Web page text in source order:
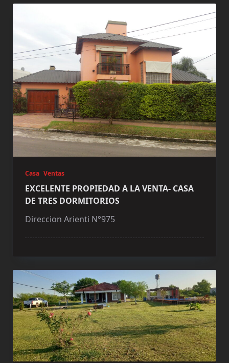
Casa Ventas
EXCELENTE PROPIEDAD A LA VENTA- CASA
DE TRES DORMITORIOS
Direccion Arienti N°975